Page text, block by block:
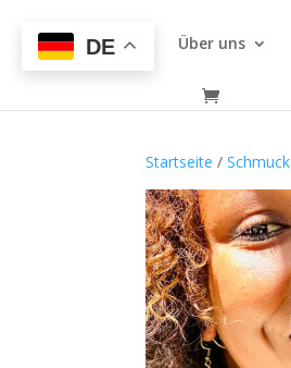
Über uns
Startseite /Schmuck
DE